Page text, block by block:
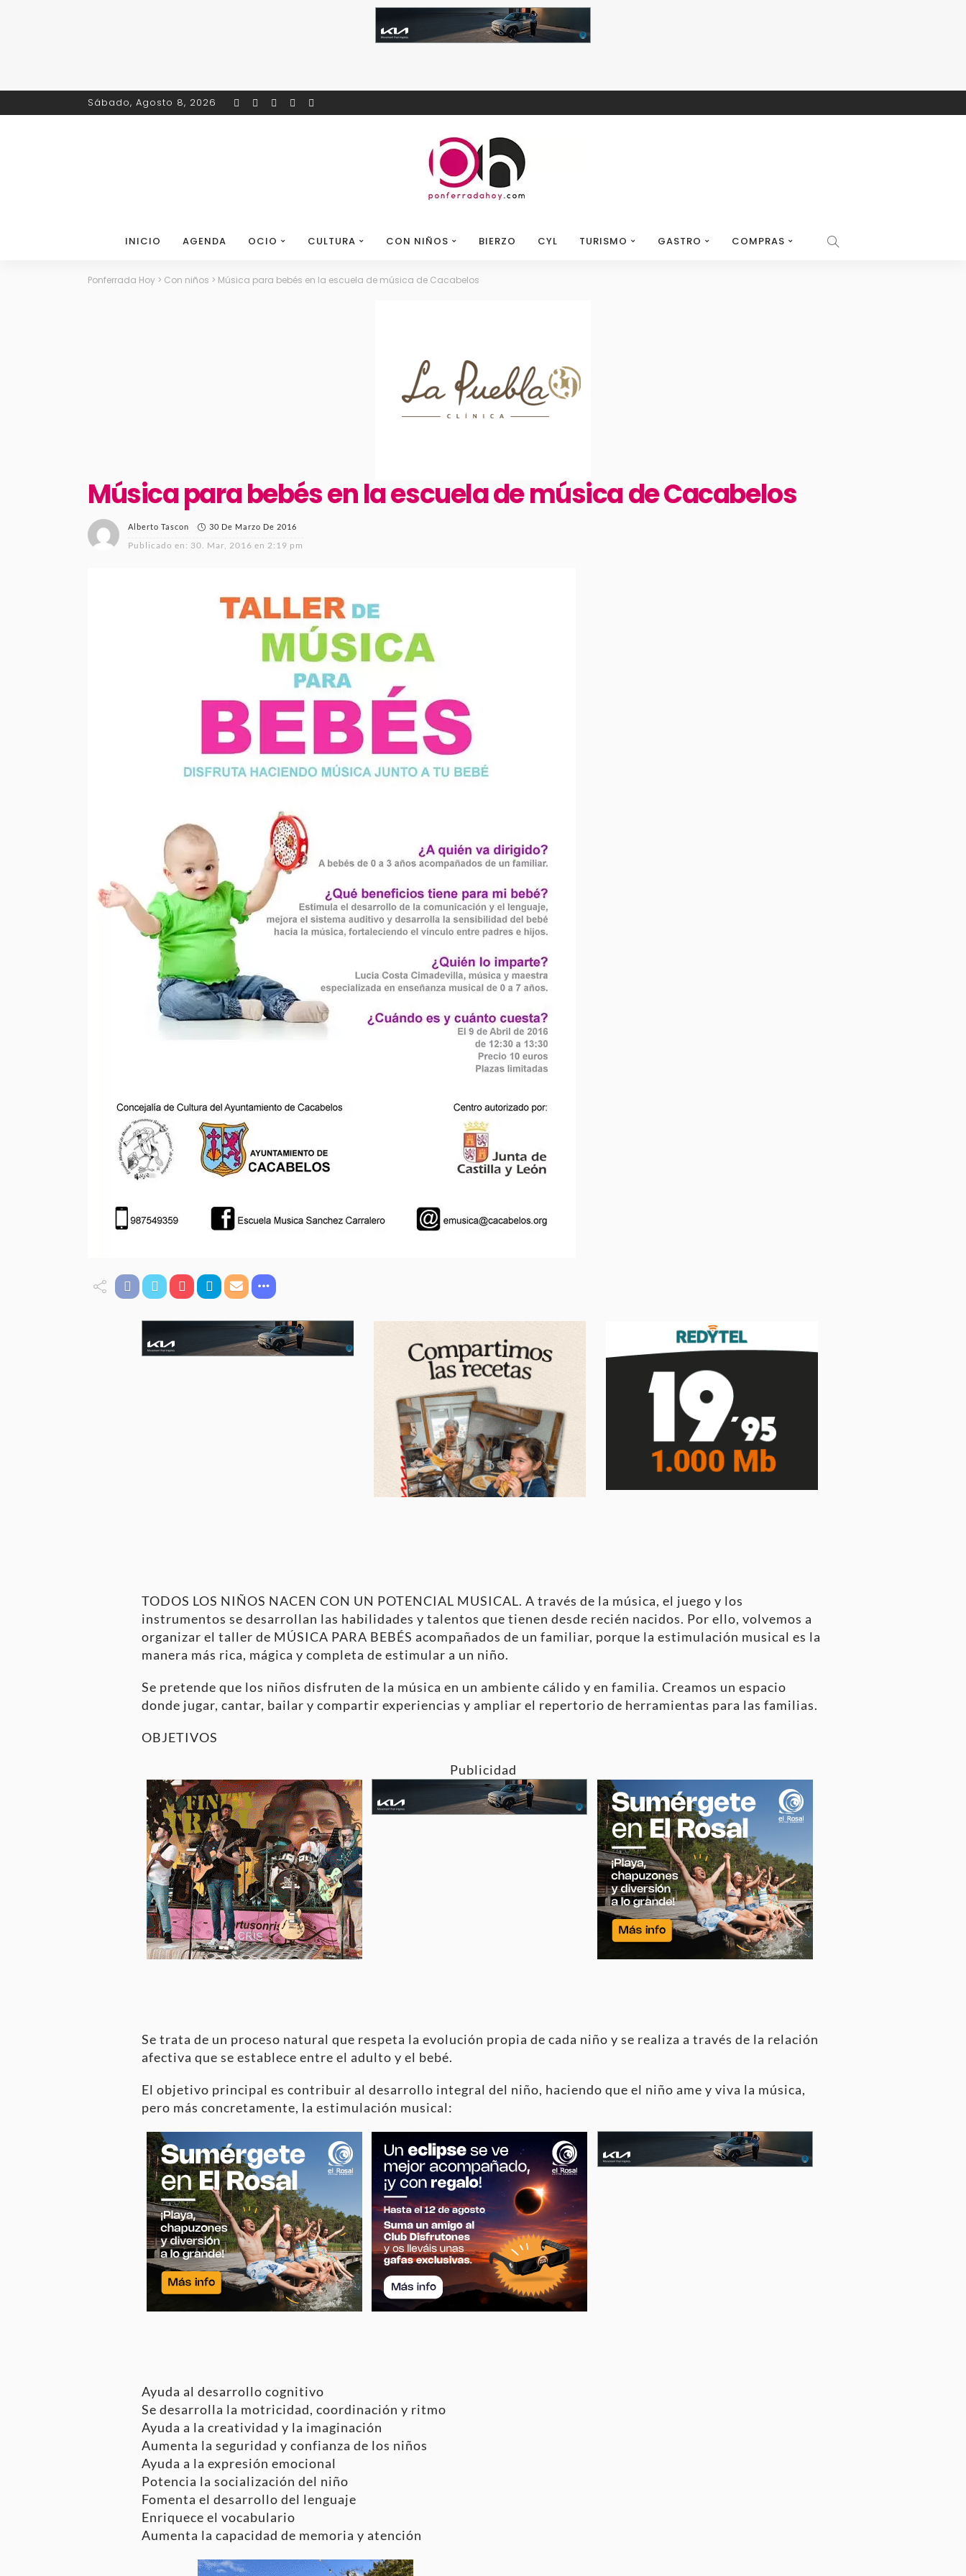
Sábado, Agosto 8, 2026
INICIO AGENDA OCIO CULTURA CON NIÑOS BIERZO CYL TURISMO GASTRO COMPRAS
Ponferrada Hoy > Con niños > Música para bebés en la escuela de música de Cacabelos
Música para bebés en la escuela de música de Cacabelos
Alberto Tascon 30 De Marzo De 2016
Publicado en: 30. Mar, 2016 en 2:19 pm
TODOS LOS NIÑOS NACEN CON UN POTENCIAL MUSICAL. A través de la música, el juego y los
instrumentos se desarrollan las habilidades y talentos que tienen desde recién nacidos. Por ello, volvemos a
organizar el taller de MÚSICA PARA BEBÉS acompañados de un familiar, porque la estimulación musical es la
manera más rica, mágica y completa de estimular a un niño.
Se pretende que los niños disfruten de la música en un ambiente cálido y en familia. Creamos un espacio
donde jugar, cantar, bailar y compartir experiencias y ampliar el repertorio de herramientas para las familias.
OBJETIVOS
Publicidad
Se trata de un proceso natural que respeta la evolución propia de cada niño y se realiza a través de la relación
afectiva que se establece entre el adulto y el bebé.
El objetivo principal es contribuir al desarrollo integral del niño, haciendo que el niño ame y viva la música,
pero más concretamente, la estimulación musical:
Ayuda al desarrollo cognitivo
Se desarrolla la motricidad, coordinación y ritmo
Ayuda a la creatividad y la imaginación
Aumenta la seguridad y confianza de los niños
Ayuda a la expresión emocional
Potencia la socialización del niño
Fomenta el desarrollo del lenguaje
Enriquece el vocabulario
Aumenta la capacidad de memoria y atención